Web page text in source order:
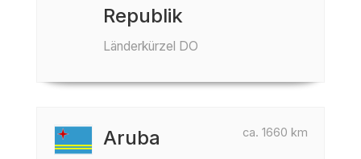
Republik
Länderkürzel DO
ca. 1660 km
Aruba